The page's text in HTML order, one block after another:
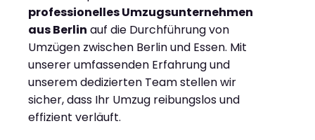
professionelles Umzugsunternehmen
aus Berlin auf die Durchführung von
Umzügen zwischen Berlin und Essen. Mit
unserer umfassenden Erfahrung und
unserem dedizierten Team stellen wir
sicher, dass Ihr Umzug reibungslos und
effizient verläuft.